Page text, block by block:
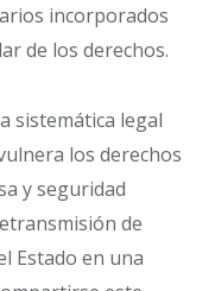
incorporados
de los derechos.
sistemática legal
los derechos
y seguridad
de
Estado en una